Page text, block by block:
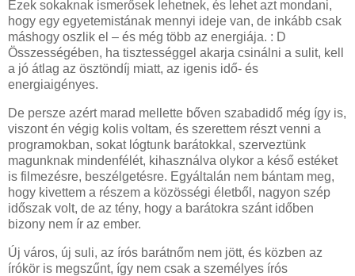
Ezek sokaknak ismerősek lehetnek, és lehet azt mondani,
hogy egy egyetemistának mennyi ideje van, de inkább csak
máshogy oszlik el – és még több az energiája. : D
Összességében, ha tisztességgel akarja csinálni a sulit, kell
a jó átlag az ösztöndíj miatt, az igenis idő- és
energiaigényes.
De persze azért marad mellette bőven szabadidő még így is,
viszont én végig kolis voltam, és szerettem részt venni a
programokban, sokat lógtunk barátokkal, szerveztünk
magunknak mindenfélét, kihasználva olykor a késő estéket
is filmezésre, beszélgetésre. Egyáltalán nem bántam meg,
hogy kivettem a részem a közösségi életből, nagyon szép
időszak volt, de az tény, hogy a barátokra szánt időben
bizony nem ír az ember.
Új város, új suli, az írós barátnőm nem jött, és közben az
írókör is megszűnt, így nem csak a személyes írós